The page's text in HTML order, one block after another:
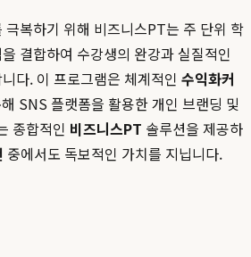
극복하기 위해 비즈니스PT는 주 단위 학
결합하여 수강생의 완강과 실질적인
다. 이 프로그램은 체계적인 수익화커
SNS 플랫폼을 활용한 개인 브랜딩 및
종합적인 비즈니스PT 솔루션을 제공하
중에서도 독보적인 가치를 지닙니다.